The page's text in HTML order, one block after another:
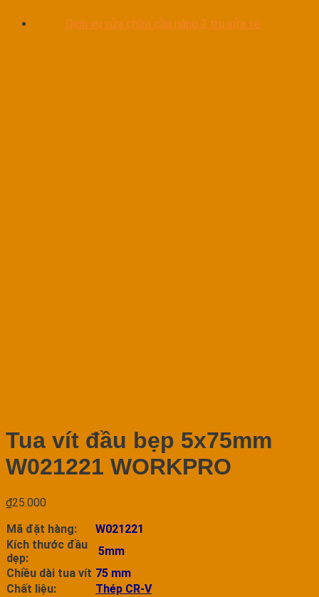
Dịch vụ sửa chữa cầu nâng 2 trụ sửa xe
Tua vít đầu bẹp 5x75mm
W021221 WORKPRO
₫25.000
Mã đặt hàng:
W021221
Kích thước đầu
dẹp:
5mm
Chiều dài tua vít 75 mm
Chất liệu:
Thép CR-V